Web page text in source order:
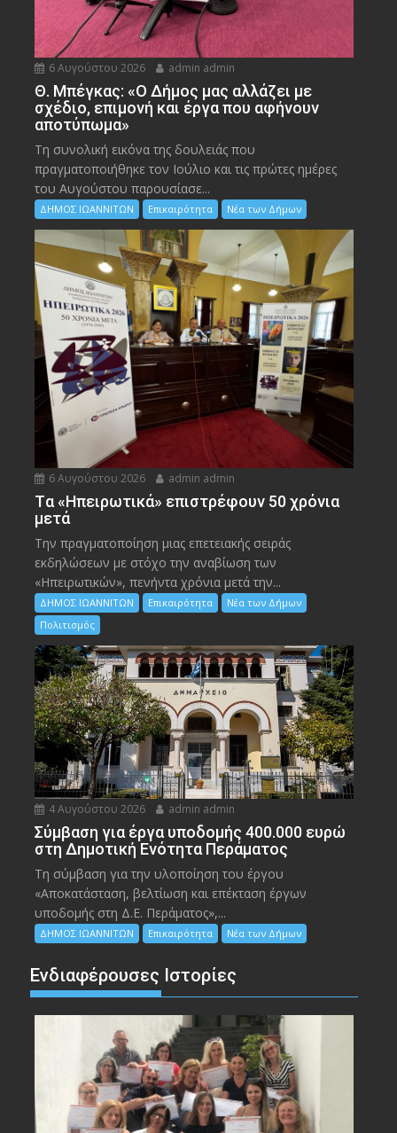
6 Αυγούστου 2026 admin admin
Θ. Μπέγκας: «Ο Δήμος μας αλλάζει με
σχέδιο, επιμονή και έργα που αφήνουν
αποτύπωμα»
Τη συνολική εικόνα της δουλειάς που
πραγματοποιήθηκε τον Ιούλιο και τις πρώτες ημέρες
του Αυγούστου παρουσίασε...
ΔΗΜΟΣ ΙΩΑΝΝΙΤΩΝ Επικαιρότητα Νέα των Δήμων
6 Αυγούστου 2026 admin admin
Tα «Ηπειρωτικά» επιστρέφουν 50 χρόνια
μετά
Την πραγματοποίηση μιας επετειακής σειράς
εκδηλώσεων με στόχο την αναβίωση των
«Ηπειρωτικών», πενήντα χρόνια μετά την...
ΔΗΜΟΣ ΙΩΑΝΝΙΤΩΝ Επικαιρότητα
Νέα των Δήμων
Πολιτισμός
4 Αυγούστου 2026 admin admin
Σύμβαση για έργα υποδομής 400.000 ευρώ
στη Δημοτική Ενότητα Περάματος
Τη σύμβαση για την υλοποίηση του έργου
«Αποκατάσταση, βελτίωση και επέκταση έργων
υποδομής στη Δ.Ε. Περάματος»,...
ΔΗΜΟΣ ΙΩΑΝΝΙΤΩΝ Επικαιρότητα Νέα των Δήμων
Ενδιαφέρουσες Ιστορίες